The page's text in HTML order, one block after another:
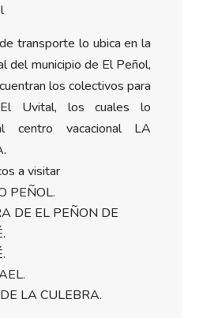
transporte lo ubica en la
del municipio de El Peñol,
los colectivos para
Uvital, los cuales lo
centro vacacional LA
a visitar
PEÑOL.
DE EL PEÑON DE
LA CULEBRA.